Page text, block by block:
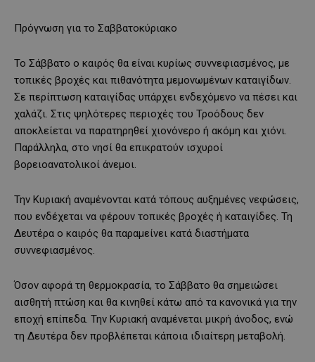
Πρόγνωση για το Σαββατοκύριακο
Το Σάββατο ο καιρός θα είναι κυρίως συννεφιασμένος, με
τοπικές βροχές και πιθανότητα μεμονωμένων καταιγίδων.
Σε περίπτωση καταιγίδας υπάρχει ενδεχόμενο να πέσει και
χαλάζι. Στις ψηλότερες περιοχές του Τροόδους δεν
αποκλείεται να παρατηρηθεί χιονόνερο ή ακόμη και χιόνι.
Παράλληλα, στο νησί θα επικρατούν ισχυροί
βορειοανατολικοί άνεμοι.
Την Κυριακή αναμένονται κατά τόπους αυξημένες νεφώσεις,
που ενδέχεται να φέρουν τοπικές βροχές ή καταιγίδες. Τη
Δευτέρα ο καιρός θα παραμείνει κατά διαστήματα
συννεφιασμένος.
Όσον αφορά τη θερμοκρασία, το Σάββατο θα σημειώσει
αισθητή πτώση και θα κινηθεί κάτω από τα κανονικά για την
εποχή επίπεδα. Την Κυριακή αναμένεται μικρή άνοδος, ενώ
τη Δευτέρα δεν προβλέπεται κάποια ιδιαίτερη μεταβολή.